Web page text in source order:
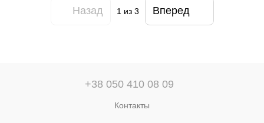
Назад 1 из 3 Вперед
+38 050 410 08 09
Контакты